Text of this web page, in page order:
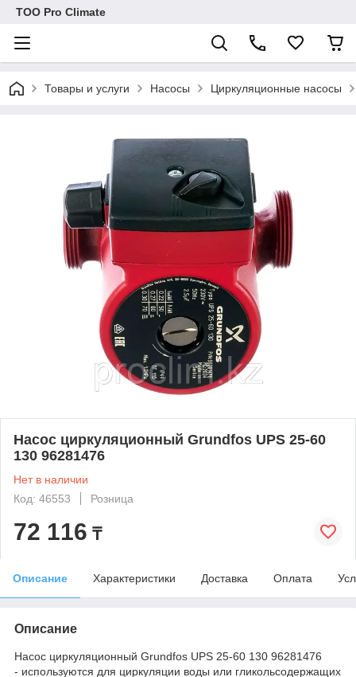
ТОО Pro Climate
Товары и услуги Насосы Циркуляционные насосы
Насос циркуляционный Grundfos UPS 25-60
130 96281476
Нет в наличии
Код: 46553
Розница
72 116 ₸
Описание Характеристики Доставка Оплата
Описание
Насос циркуляционный Grundfos UPS 25-60 130 96281476
- используются для циркуляции воды или гликольсодержащих